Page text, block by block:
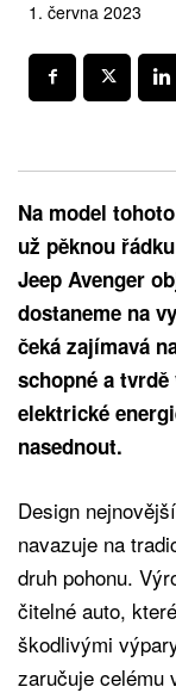
1. června 2023
Na model
už pěknou
Jeep Avenger
dostaneme na
čeká zajímavá
schopné a
elektrické
nasednout.
Design
navazuje na
druh pohonu.
čitelné auto,
škodlivými
zaručuje celému